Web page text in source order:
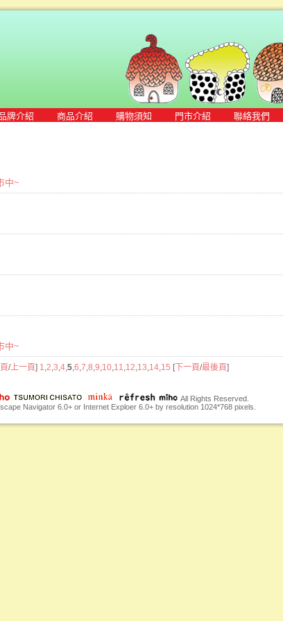
牌介紹 商品介紹 購物須知 門市介紹 聯絡我們
中~
中~
/上一頁] 1 2 3 4, 5, 6 7 8 9 10, 11 12 13 14, 15 [下一頁/最後頁]
All Rights Reserved.
Navigator 6.0+ or Internet Exploer 6.0+ by resolution 1024*768 pixels.